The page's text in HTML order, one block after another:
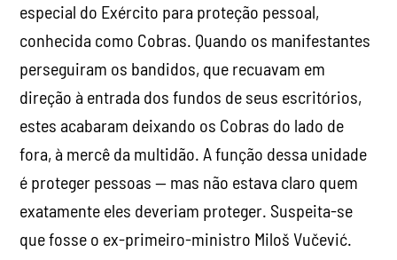
especial do Exército para proteção pessoal,
conhecida como Cobras. Quando os manifestantes
perseguiram os bandidos, que recuavam em
direção à entrada dos fundos de seus escritórios,
estes acabaram deixando os Cobras do lado de
fora, à mercê da multidão. A função dessa unidade
é proteger pessoas — mas não estava claro quem
exatamente eles deveriam proteger. Suspeita-se
que fosse o ex-primeiro-ministro Miloš Vučević.